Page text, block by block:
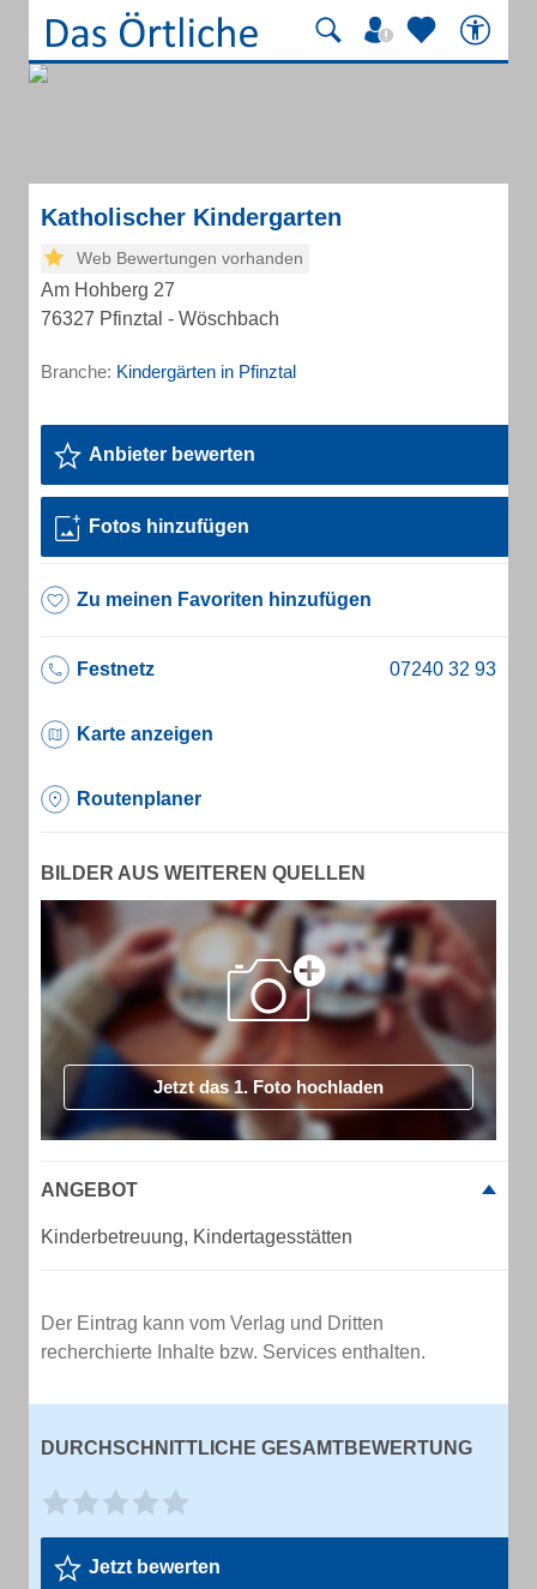
Katholischer Kindergarten
Web Bewertungen vorhanden
Am Hohberg 27
76327 Pfinztal - Wöschbach
Branche: Kindergärten in Pfinztal
Anbieter bewerten
Fotos hinzufügen
Zu meinen Favoriten hinzufügen
Festnetz
Karte anzeigen
Routenplaner
BILDER AUS WEITEREN QUELLEN
Jetzt das 1. Foto hochladen
ANGEBOT
Kinderbetreuung, Kindertagesstätten
Der Eintrag kann vom Verlag und Dritten
recherchierte Inhalte bzw. Services enthalten.
DURCHSCHNITTLICHE GESAMTBEWERTUNG
Jetzt bewerten